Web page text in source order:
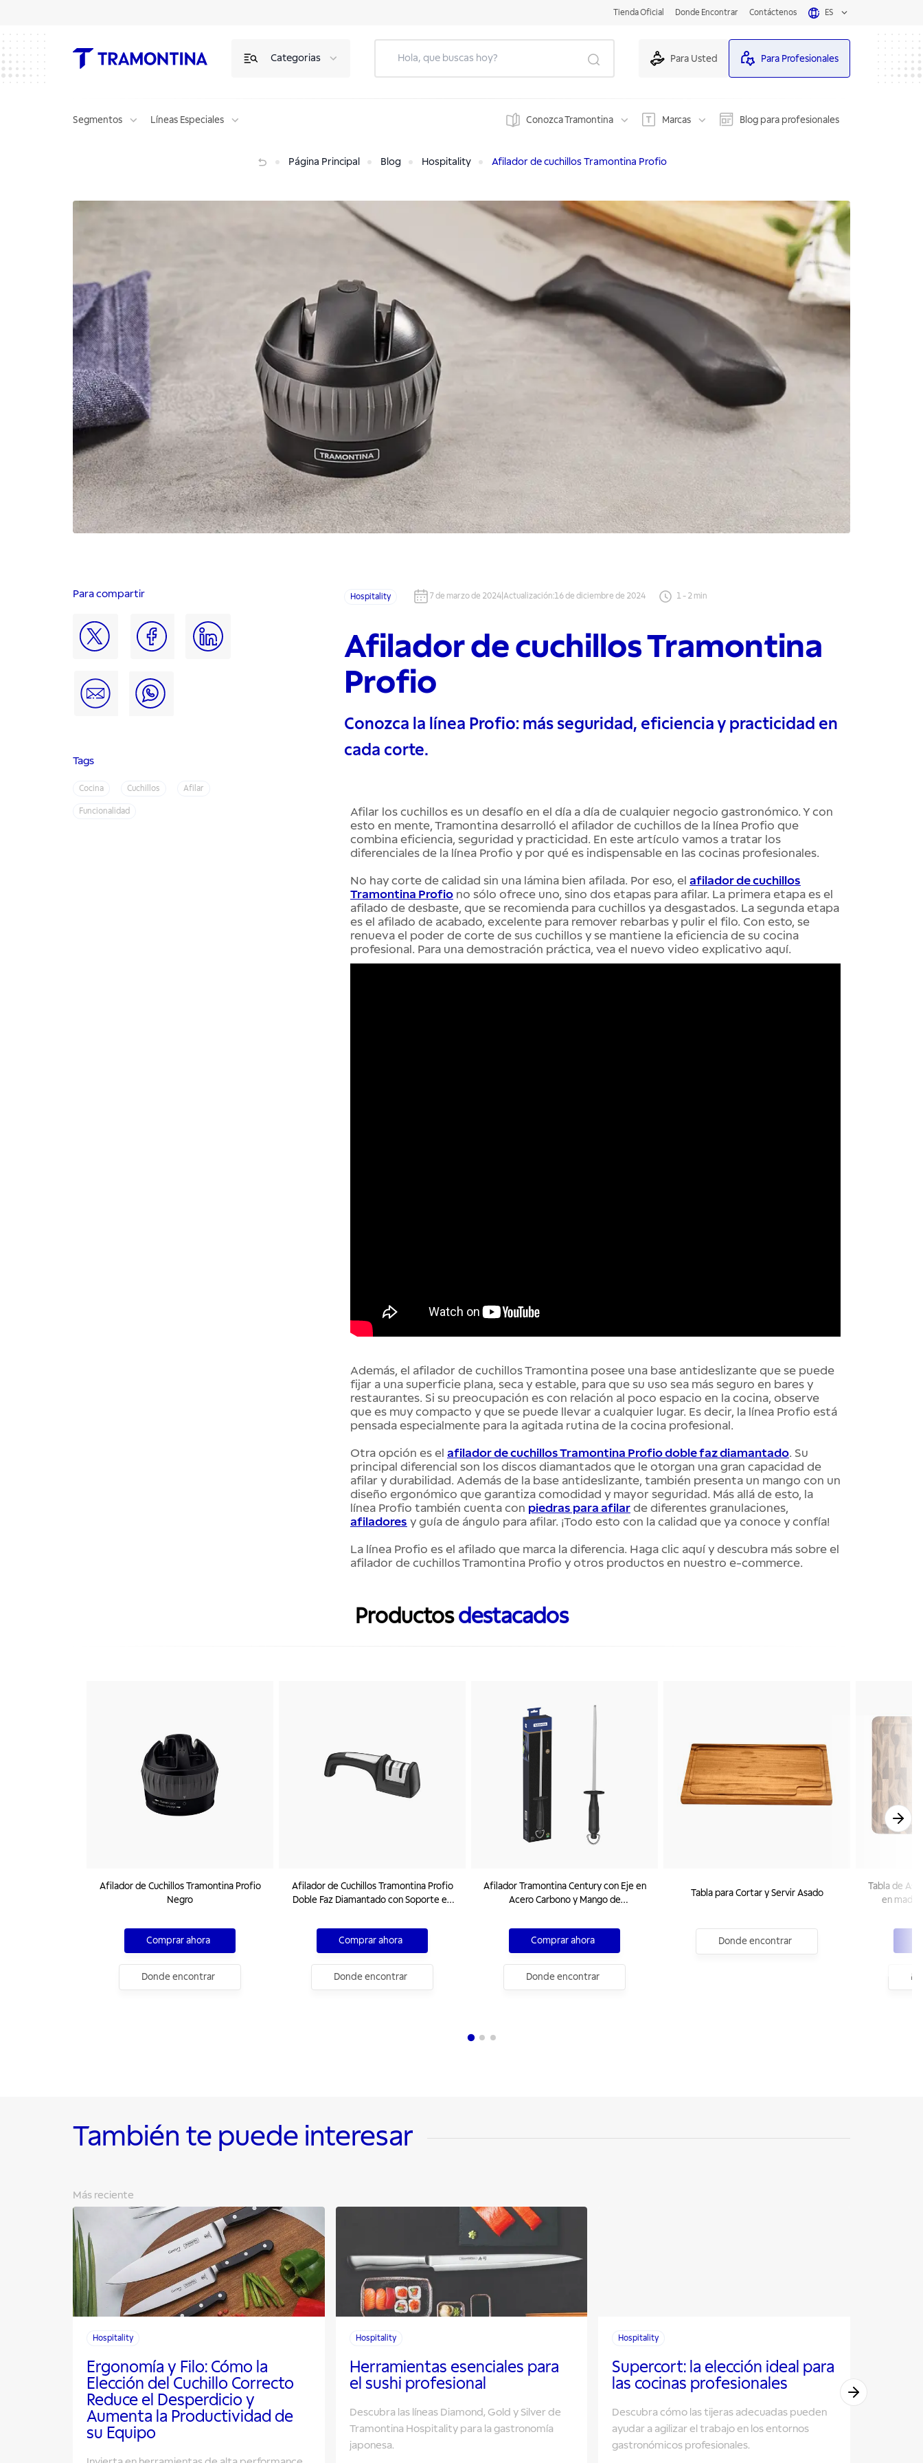
Tienda Oficial Donde Encontrar Contáctenos ES
Categorias Para Usted Para Profesionales
Segmentos Líneas Especiales Conozca Tramontina Marcas Blog para profesionales
Página Principal Blog Hospitality Afilador de cuchillos Tramontina Profio
Para compartir
Tags
Cocina Cuchillos Afilar
Funcionalidad
Hospitality 7 de marzo de 2024 Actualización:16 de diciembre de 2024 1- 2 min
Afilador de cuchillos Tramontina
Profio
Conozca la línea Profio: más seguridad, eficiencia y practicidad en
cada corte.
Afilar los cuchillos es un desafío en el día a día de cualquier negocio gastronómico. Y con
esto en mente, Tramontina desarrolló el afilador de cuchillos de la línea Profio que
combina eficiencia, seguridad y practicidad. En este artículo vamos a tratar los
diferenciales de la línea Profio y por qué es indispensable en las cocinas profesionales.
No hay corte de calidad sin una lámina bien afilada. Por eso, el afilador de cuchillos
Tramontina Profio no sólo ofrece uno, sino dos etapas para afilar. La primera etapa es el
afilado de desbaste, que se recomienda para cuchillos ya desgastados. La segunda etapa
es el afilado de acabado, excelente para remover rebarbas y pulir el filo. Con esto, se
renueva el poder de corte de sus cuchillos y se mantiene la eficiencia de su cocina
profesional. Para una demostración práctica, vea el nuevo video explicativo aquí.
Además, el afilador de cuchillos Tramontina posee una base antideslizante que se puede
fijar a una superficie plana, seca y estable, para que su uso sea más seguro en bares y
restaurantes. Si su preocupación es con relación al poco espacio en la cocina, observe
que es muy compacto y que se puede llevar a cualquier lugar. Es decir, la línea Profio está
pensada especialmente para la agitada rutina de la cocina profesional.
Otra opción es el afilador de cuchillos Tramontina Profio doble faz diamantado. Su
principal diferencial son los discos diamantados que le otorgan una gran capacidad de
afilar y durabilidad. Además de la base antideslizante, también presenta un mango con un
diseño ergonómico que garantiza comodidad y mayor seguridad. Más allá de esto, la
línea Profio también cuenta con piedras para afilar de diferentes granulaciones,
afiladores y guía de ángulo para afilar. ¡Todo esto con la calidad que ya conoce y confía!
La línea Profio es el afilado que marca la diferencia. Haga clic aquí y descubra más sobre el
afilador de cuchillos Tramontina Profio y otros productos en nuestro e-commerce.
Productosdestacados
Afilador de Cuchillos Tramontina Profio
Negro
Comprar ahora
Donde encontrar
Afilador de Cuchillos Tramontina Profio
Doble Faz Diamantado con Soporte en
Comprar ahora
Donde encontrar
Afilador Tramontina Century con Eje en
Acero Carbono y Mango de
Comprar ahora
Donde encontrar
Tabla para Cortar y Servir Asado
Donde encontrar
Tabla de
en
También te puede interesar
Más reciente
Hospitality
Ergonomía y Filo: Cómo la
Elección del Cuchillo Correcto
Reduce el Desperdicio y
Aumenta la Productividad de
su Equipo
Hospitality
Herramientas esenciales para
el sushi profesional
Descubra las líneas Diamond, Gold y Silver de
Tramontina Hospitality para la gastronomía
japonesa.
Hospitality
Supercort: la elección ideal para
las cocinas profesionales
Descubra cómo las tijeras adecuadas pueden
ayudar a agilizar el trabajo en los entornos
gastronómicos profesionales.